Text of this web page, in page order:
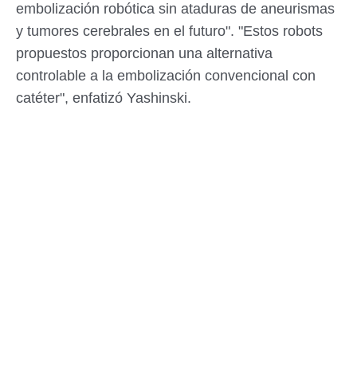
embolización robótica sin ataduras de aneurismas
y tumores cerebrales en el futuro". "Estos robots
propuestos proporcionan una alternativa
controlable a la embolización convencional con
catéter", enfatizó Yashinski.